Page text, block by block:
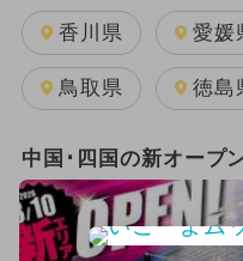
2025年8月のイベン
2025年12月のイベ
2025年10月のイベ
2024年11月のイベ
香川県 愛媛
鳥取県 徳島
中国･四国の新オープ